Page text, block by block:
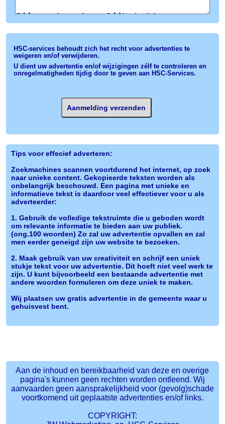
HSC-services behoudt zich het recht voor advertenties te
weigeren en/of verwijderen.
U dient uw advertentie en/of wijzigingen zélf te controleren en
onregelmatigheden tijdig door te geven aan HSC-Services.
Tips voor effecief adverteren:
Zoekmachines scannen voortdurend het internet, op zoek
naar unieke content. Gekopieerde teksten worden als
onbelangrijk beschouwd. Een pagina met unieke en
informatieve tekst is daardoor veel effectiever voor u als
adverteerder:
1. Gebruik de volledige tekstruimte die u geboden wordt
om relevante informatie te bieden aan uw publiek.
(ong.100 woorden) Zo zal uw advertentie opvallen en zal
men eerder geneigd zijn uw website te bezoeken.
2. Maak gebruik van uw creativiteit en schrijf een uniek
stukje tekst voor uw advertentie. Dit hoeft niet veel werk te
zijn. U kunt bijvoorbeeld een bestaande advertentie met
andere woorden formuleren om deze uniek te maken.
Wij plaatsen uw gratis advertentie in de gemeente waar u
gehuisvest bent.
Aan de inhoud en bereikbaarheid van deze en overige
pagina's kunnen geen rechten worden ontleend. Wij
aanvaarden geen aansprakelijkheid voor (gevolg)schade
voortkomend uit geplaatste advertenties en/of links.
COPYRIGHT: